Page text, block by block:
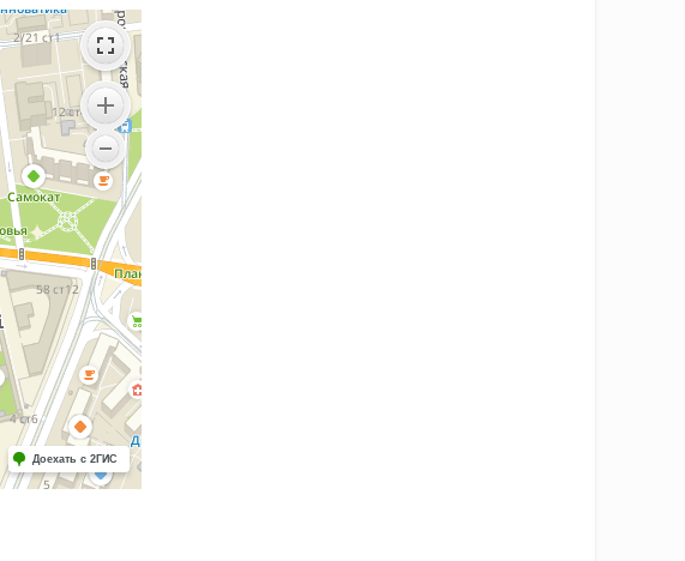
Доехать с 2ГИС